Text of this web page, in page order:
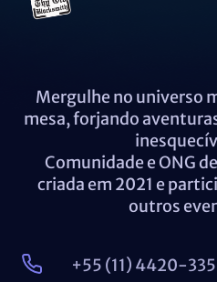
Mergulhe no universo
mesa, forjando
Comunidade e ONG
criada em 2021 e
outros
+55 (11) 4420-